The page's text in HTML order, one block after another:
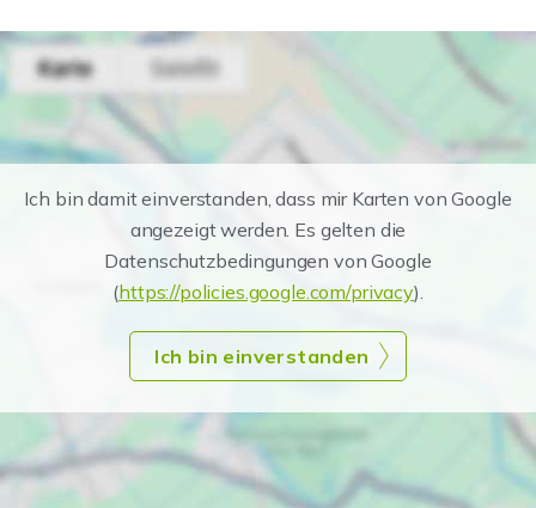
Ich bin damit einverstanden, dass mir Karten von Google
angezeigt werden. Es gelten die
Datenschutzbedingungen von Google
(https://policies.google.com/privacy).
Ich bin einverstanden